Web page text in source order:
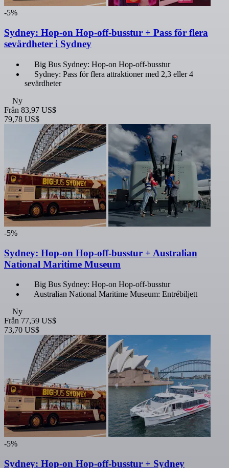
-5%
Sydney: Hop-on Hop-off-busstur + Pass för flera
sevärdheter i Sydney
Big Bus Sydney: Hop-on Hop-off-busstur
Sydney: Pass för flera attraktioner med 2,3 eller 4
sevärdheter
Ny
Från 83,97 US$
79,78 US$
-5%
Sydney: Hop-on Hop-off-busstur + Australian
National Maritime Museum
Big Bus Sydney: Hop-on Hop-off-busstur
Australian National Maritime Museum: Entrébiljett
Ny
Från 77,59 US$
73,70 US$
-5%
Sydney: Hop-on Hop-off-busstur + Sydney